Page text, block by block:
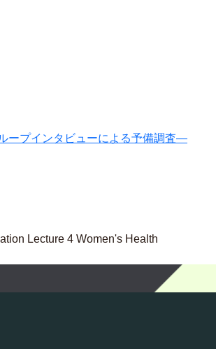
ープインタビューによる予備調査―
Lecture 4 Women's Health